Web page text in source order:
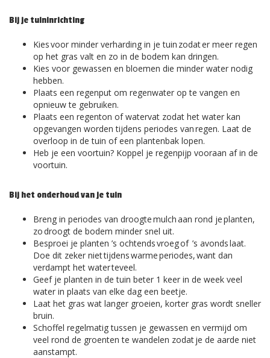
Bij je tuininrichting
Kies voor minder verharding in je tuin zodat er meer regen
op het gras valt en zo in de bodem kan dringen.
Kies voor gewassen en bloemen die minder water nodig
hebben.
Plaats een regenput om regenwater op te vangen en
opnieuw te gebruiken.
Plaats een regenton of watervat zodat het water kan
opgevangen worden tijdens periodes van regen. Laat de
overloop in de tuin of een plantenbak lopen.
Heb je een voortuin? Koppel je regenpijp vooraan af in de
voortuin.
Bij het onderhoud van je tuin
Breng in periodes van droogte mulch aan rond je planten,
zo droogt de bodem minder snel uit.
Besproei je planten ’s ochtends vroeg of ’s avonds laat.
Doe dit zeker niet tijdens warme periodes, want dan
verdampt het water teveel.
Geef je planten in de tuin beter 1 keer in de week veel
water in plaats van elke dag een beetje.
Laat het gras wat langer groeien, korter gras wordt sneller
bruin.
Schoffel regelmatig tussen je gewassen en vermijd om
veel rond de groenten te wandelen zodat je de aarde niet
aanstampt.